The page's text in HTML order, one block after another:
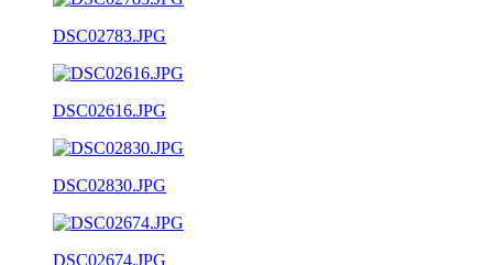
DSC02783.JPG
DSC02616.JPG
DSC02830.JPG
DSC02674.JPG